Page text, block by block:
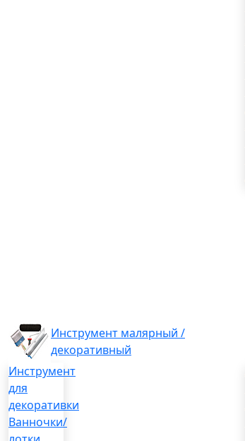
Инструмент малярный /
декоративный
Инструмент
для
декоративки
Ванночки/